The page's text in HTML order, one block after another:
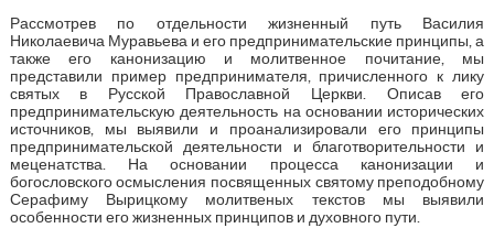
Рассмотрев по отдельности жизненный путь Василия
Николаевича Муравьева и его предпринимательские принципы, а
также его канонизацию и молитвенное почитание, мы
представили пример предпринимателя, причисленного к лику
святых в Русской Православной Церкви. Описав его
предпринимательскую деятельность на основании исторических
источников, мы выявили и проанализировали его принципы
предпринимательской деятельности и благотворительности и
меценатства. На основании процесса канонизации и
богословского осмысления посвященных святому преподобному
Серафиму Вырицкому молитвеных текстов мы выявили
особенности его жизненных принципов и духовного пути.